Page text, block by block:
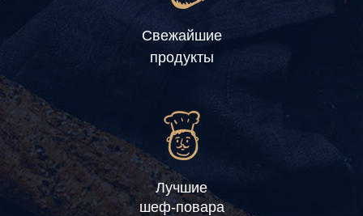
Лучшие
шеф-повара
Свежайшие
продукты